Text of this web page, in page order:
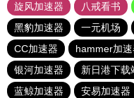
旋风加速器
八戒看书
黑豹加速器
一元机场
CC加速器
hammer加速
银河加速器
新日港下载
蓝鲸加速器
安易加速器